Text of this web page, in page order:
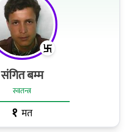
संगित बम्म
स्वतन्त्र
१ मत